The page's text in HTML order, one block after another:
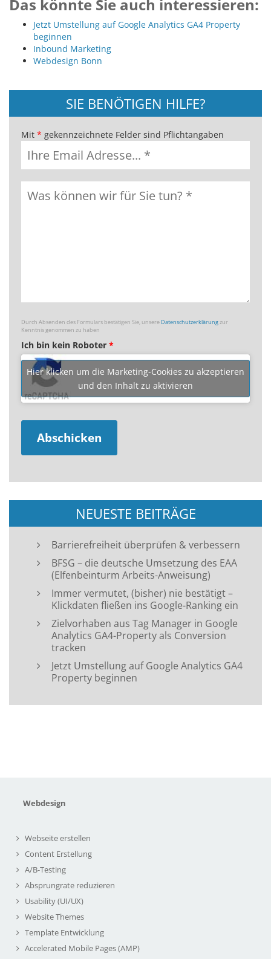
Das könnte Sie auch interessieren:
Jetzt Umstellung auf Google Analytics GA4 Property
beginnen
Inbound Marketing
Webdesign Bonn
SIE BENÖTIGEN HILFE?
Mit * gekennzeichnete Felder sind Pflichtangaben
Durch Absenden des Formulars bestätigen Sie, unsereDatenschutzerklärungzur
Kenntnis genommen zu haben
Ich bin kein Roboter *
Hier klicken um die Marketing-Cookies zu akzeptieren
und den Inhalt zu aktivieren
NEUESTE BEITRÄGE
Barrierefreiheit überprüfen & verbessern
BFSG – die deutsche Umsetzung des EAA
(Elfenbeinturm Arbeits-Anweisung)
Immer vermutet, (bisher) nie bestätigt –
Klickdaten fließen ins Google-Ranking ein
Zielvorhaben aus Tag Manager in Google
Analytics GA4-Property als Conversion
tracken
Jetzt Umstellung auf Google Analytics GA4
Property beginnen
Webdesign
Webseite erstellen
Content Erstellung
A/B-Testing
Absprungrate reduzieren
Usability (UI/UX)
Website Themes
Template Entwicklung
Accelerated Mobile Pages (AMP)